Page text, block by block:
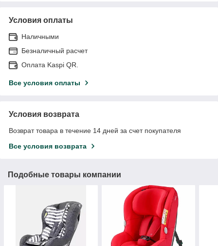
Условия оплаты
Наличными
Безналичный расчет
Оплата Kaspi QR.
Все условия оплаты
Условия возврата
Возврат товара в течение 14 дней за счет покупателя
Все условия возврата
Подобные товары компании